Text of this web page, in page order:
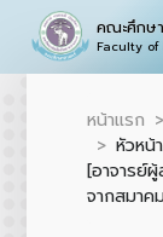
คณะศึกษ
Faculty
หน้าแรก
หัวหน้
[อาจารย์
จากสมาค